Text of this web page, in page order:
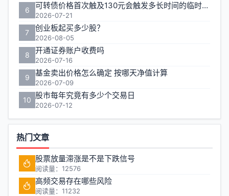
6 可转债价格首次触及130元会触发多长时间的临时停牌
2026-07-21
7 创业板起买多少股？
2026-08-05
8 开通证券账户收费吗
2026-07-16
9 基金卖出价格怎么确定 按哪天净值计算
2026-07-09
10 股市每年究竟有多少个交易日
2026-07-12
热门文章
股票放量滞涨是不是下跌信号
阅读量：12576
高频交易存在哪些风险
阅读量：11232